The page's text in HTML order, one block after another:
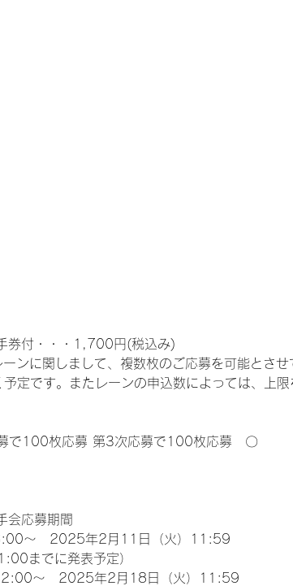
券付・・・1,700円(税込み)
ンに関しまして、複数枚のご応募を可能とさ
定です。またレーンの申込数によっては、上
で100枚応募 第3次応募で100枚応募　〇
会応募期間
～　2025年2月11日（火）11:59
までに発表予定）
～　2025年2月18日（火）11:59